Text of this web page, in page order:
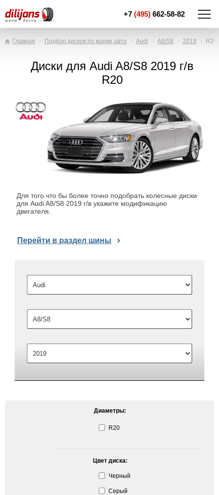
+7 (495) 662-58-82
Главная Подбор дисков по марке авто Audi A8/S8 2019 R20
Диски для Audi A8/S8 2019 г/в
R20
Для того что бы более точно подобрать колесные диски
для Audi A8/S8 2019 г/в укажите модификацию
двигателя.
Перейти в раздел шины
Диаметры:
R20
Цвет диска:
Черный
Серый